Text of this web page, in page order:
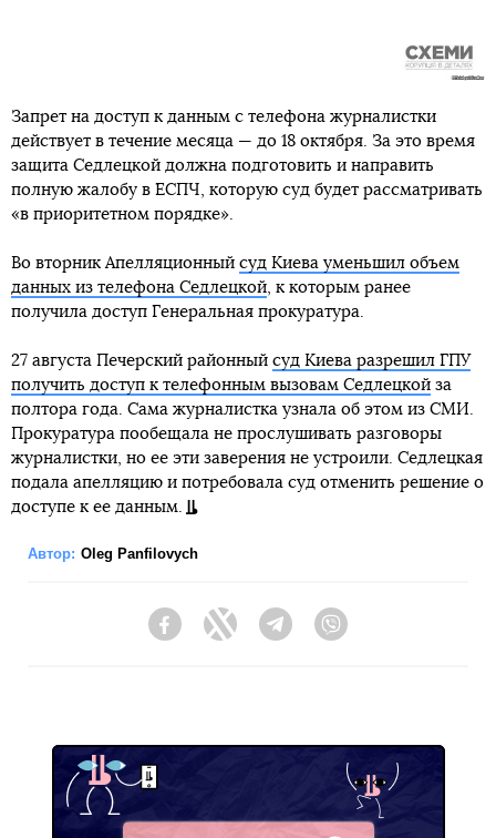
Запрет на доступ к данным с телефона журналистки
действует в течение месяца — до 18 октября. За это время
защита Седлецкой должна подготовить и направить
полную жалобу в ЕСПЧ, которую суд будет рассматривать
«в приоритетном порядке».
Во вторник Апелляционный суд Киева уменьшил объем
данных из телефона Седлецкой, к которым ранее
получила доступ Генеральная прокуратура.
27 августа Печерский районный суд Киева разрешил ГПУ
получить доступ к телефонным вызовам Седлецкой за
полтора года. Сама журналистка узнала об этом из СМИ.
Прокуратура пообещала не прослушивать разговоры
журналистки, но ее эти заверения не устроили. Седлецкая
подала апелляцию и потребовала суд отменить решение о
доступе к ее данным.
Автор: Oleg Panfilovych
FacebookTwitter Telegram